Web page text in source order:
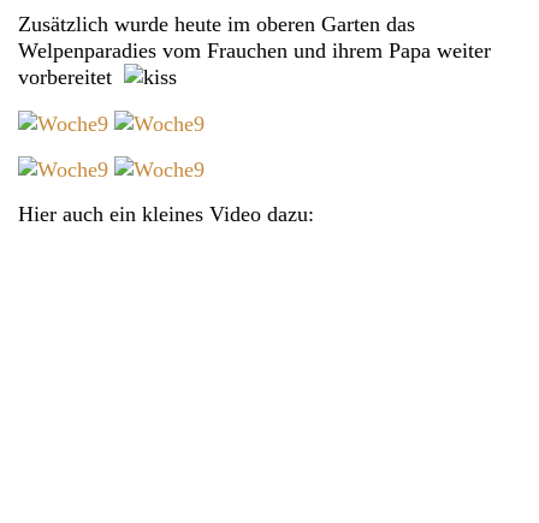
Zusätzlich wurde heute im oberen Garten das
Welpenparadies vom Frauchen und ihrem Papa weiter
vorbereitet
Hier auch ein kleines Video dazu: